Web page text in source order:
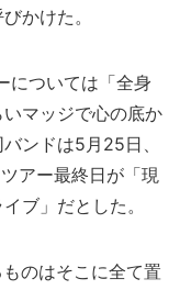
かけた。
については「全身
マッジで心の底か
ンドは5月25日、
アー最終日が「現
ブ」だとした。
のはそこに全て置